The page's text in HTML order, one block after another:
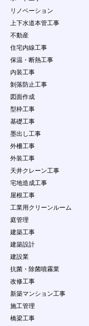
には、直ちに当社に申
は、事務局は一切の
す。
２．会員は、自己の責任に
するものとし、会員が
３．会員は当社に対し、他
などが原因で紛争、損
た場合の損害、責任に
とし、自らの責任を
４．会員は、問合せ量が少
局に対して、何らの請
す。
５．会員は、本条で定める
を請求できる権利を
第12条 禁止事項
会員の本サービスの利用
行為を禁止します。会員
た場合、会員に通知する
内容のデータを削除する
とができるものとします
ータ等を掲載停止又は削
なく、データの削除及び
しては当社の説明の義務
（２）
法律・規則・条
リノベーション
上下水道本管工事
不動産
住宅内線工事
保温・断熱工事
内装工事
剝落防止工事
図面作成
型枠工事
基礎工事
墨出し工事
外柵工事
外装工事
天井クレーン工事
宅地造成工事
屋根工事
工業用クリーンルーム
庭管理
建築工事
建築設計
建設業
抗菌・除菌噴霧業
改修工事
新築マンション工事
施工管理
橋梁工事